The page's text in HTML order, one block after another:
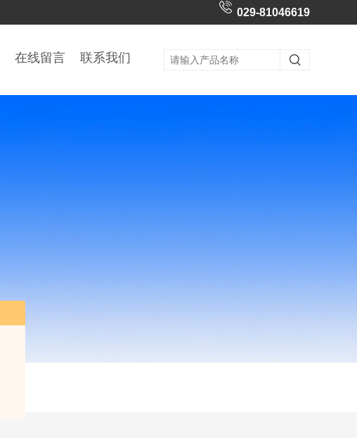
029-81046619
在线留言 联系我们